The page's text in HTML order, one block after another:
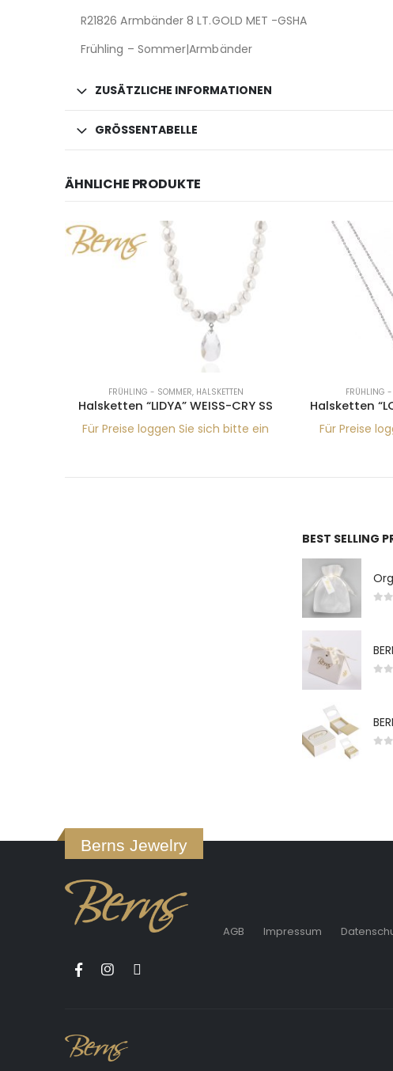
R21826 Armbänder 8 LT.GOLD MET -GSHA
Frühling – Sommer|Armbänder
ZUSÄTZLICHE INFORMATIONEN
GRÖSSENTABELLE
ÄHNLICHE PRODUKTE
FRÜHLING - SOMMER, HALSKETTEN
Halsketten “LIDYA” WEISS-CRY SS
Für Preise loggen Sie sich bitte ein
FRÜHLING
Halsketten
Für Preise
BEST SELLING
Berns Jewelry
AGB Impressum